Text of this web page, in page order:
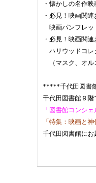
・懐かしの名作映
・必見！映画関連
映画パンフレッ
・必見！映画関連
ハリウッドコレ
（マスク、オル
*****千代田図書
千代田図書館９階
「図書館コンシ
「特集：映画と神
千代田図書館にお